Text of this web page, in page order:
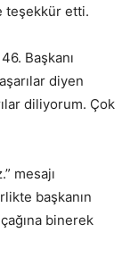
teşekkür etti.
Başkanı
diyen
diliyorum. Çok
mesajı
başkanın
binerek